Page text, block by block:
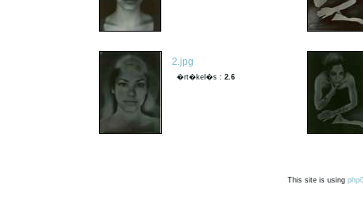
2.jpg
�rt�kel�s :2.6
This site is using